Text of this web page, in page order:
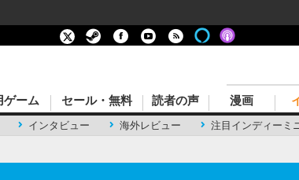
インタビュー 海外レビュー 注目インディーミ
ゲーム セール・無料 読者の声 漫画